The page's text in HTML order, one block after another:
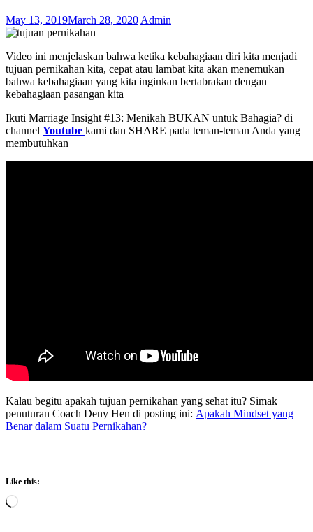
May 13, 2019March 28, 2020 Admin
Video ini menjelaskan bahwa ketika kebahagiaan diri kita menjadi
tujuan pernikahan kita, cepat atau lambat kita akan menemukan
bahwa kebahagiaan yang kita inginkan bertabrakan dengan
kebahagiaan pasangan kita
Ikuti Marriage Insight #13: Menikah BUKAN untuk Bahagia? di
channel Youtube kami dan SHARE pada teman-teman Anda yang
membutuhkan
Kalau begitu apakah tujuan pernikahan yang sehat itu? Simak
penuturan Coach Deny Hen di posting ini: Apakah Mindset yang
Benar dalam Suatu Pernikahan?
Like this:
Loading…